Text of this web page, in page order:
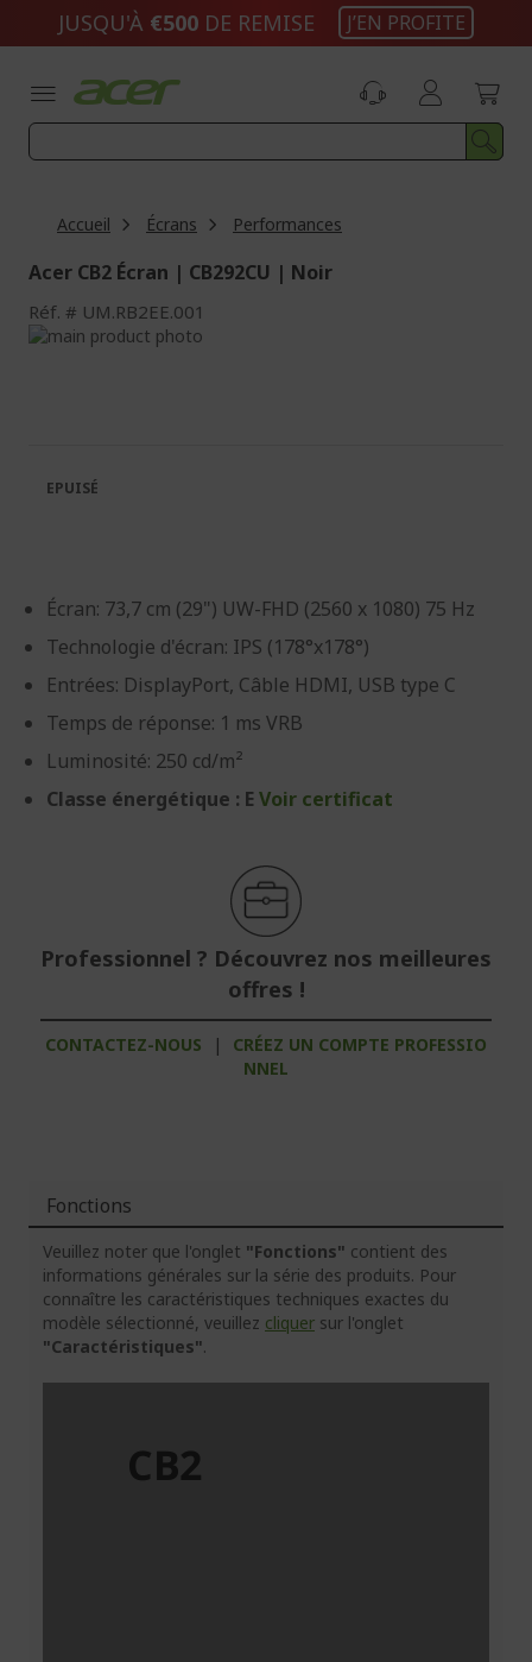
JUSQU'À €500 DE REMISE J’EN PROFITE
Accueil Écrans Performances
Acer CB2 Écran | CB292CU | Noir
Réf. UM.RB2EE.001
Passer
galerie
d’images
Galerie
d’images
Écran: 73,7 cm (29") UW-FHD (2560 x 1080) 75 Hz
Technologie d'écran: IPS (178°x178°)
Entrées: DisplayPort, Câble HDMI, USB type C
Temps de réponse: 1 ms VRB
Luminosité: 250 cd/m²
Classe énergétique : E Voir certificat
Professionnel ? Découvrez nos meilleures
offres !
CONTACTEZ-NOUS |
CRÉEZ UN COMPTE PROFESSIO
NNEL
EPUISÉ
Fonctions
Veuillez noter que l'onglet "Fonctions" contient des
informations générales sur la série des produits. Pour
connaître les caractéristiques techniques exactes du
modèle sélectionné, veuillez cliquer sur l'onglet
"Caractéristiques".